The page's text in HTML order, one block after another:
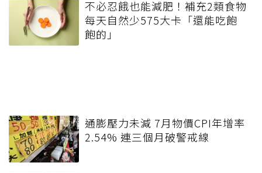
不必忍餓也能減肥！補充2類食物
每天自然少575大卡「還能吃飽
飽的」
通膨壓力未減 7月物價CPI年增率
2.54% 連三個月破警戒線